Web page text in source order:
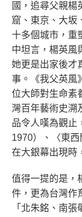
國，追尋父親楊
窟、東京、大坂
十多個城市，重
中坦言，楊英風
她更是出家後才
事。《我父英風
位大師對生命素
灣百年藝術史溯
品令人嘆為觀止
1970）、〈東
在大銀幕出現時
值得一提的是，
件，更為台灣作
「北朱銘、南